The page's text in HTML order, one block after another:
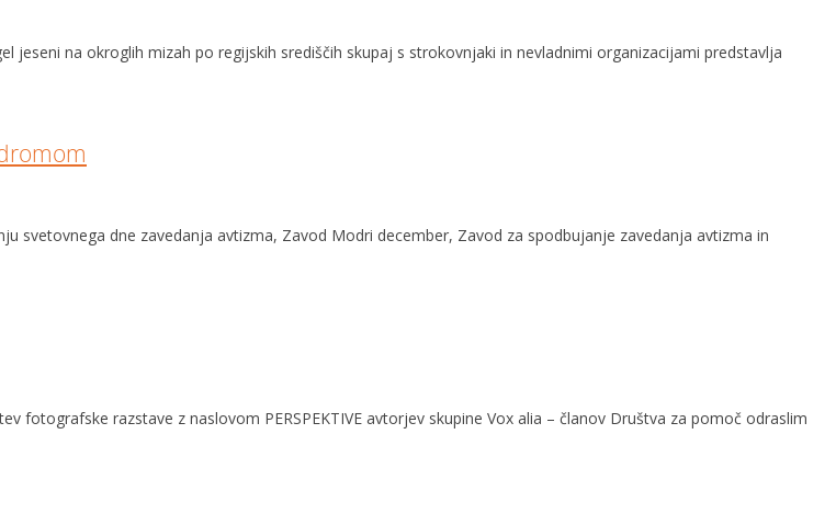
jeseni na okroglih mizah po regijskih središčih skupaj s strokovnjaki in nevladnimi organizacijami predstavlja
svetovnega dne zavedanja avtizma, Zavod Modri december, Zavod za spodbujanje zavedanja avtizma in
fotografske razstave z naslovom PERSPEKTIVE avtorjev skupine Vox alia – članov Društva za pomoč odraslim